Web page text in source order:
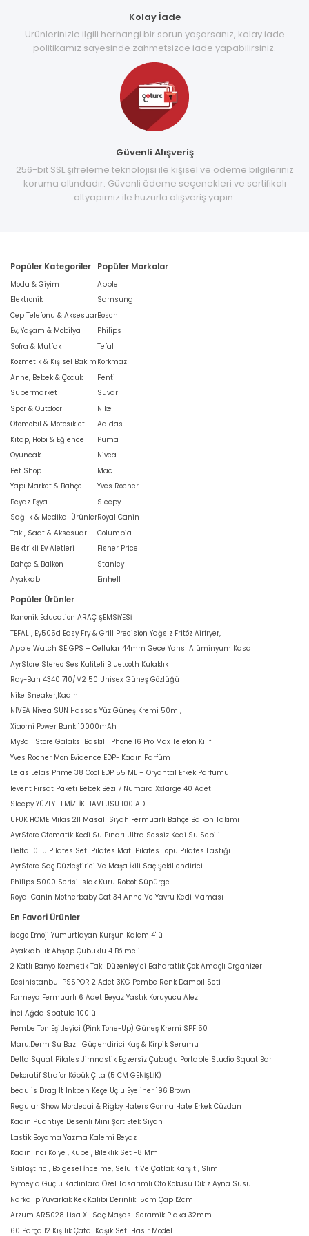
Kolay İade
Ürünlerinizle ilgili herhangi bir sorun yaşarsanız, kolay iade
politikamız sayesinde zahmetsizce iade yapabilirsiniz.
Güvenli Alışveriş
256-bit SSL şifreleme teknolojisi ile kişisel ve ödeme bilgileriniz
koruma altındadır. Güvenli ödeme seçenekleri ve sertifikalı
altyapımız ile huzurla alışveriş yapın.
Popüler Kategoriler
Moda & Giyim
Elektronik
Cep Telefonu & Aksesuar
Ev, Yaşam & Mobilya
Sofra & Mutfak
Kozmetik & Kişisel Bakım
Anne, Bebek & Çocuk
Süpermarket
Spor & Outdoor
Otomobil & Motosiklet
Kitap, Hobi & Eğlence
Oyuncak
Pet Shop
Yapı Market & Bahçe
Beyaz Eşya
Sağlık & Medikal Ürünler
Takı, Saat & Aksesuar
Elektrikli Ev Aletleri
Bahçe & Balkon
Ayakkabı
Popüler Markalar
Apple
Samsung
Bosch
Philips
Tefal
Korkmaz
Penti
Süvari
Nike
Adidas
Puma
Nivea
Mac
Yves Rocher
Sleepy
Royal Canin
Columbia
Fisher Price
Stanley
Einhell
Popüler Ürünler
Kanonik Education ARAÇ ŞEMSİYESİ
TEFAL , Ey505d Easy Fry & Grill Precision Yağsız Fritöz Airfryer,
Apple Watch SE GPS + Cellular 44mm Gece Yarısı Alüminyum Kasa
AyrStore Stereo Ses Kaliteli Bluetooth Kulaklık
Ray-Ban 4340 710/M2 50 Unisex Güneş Gözlüğü
Nike Sneaker,Kadın
NIVEA Nivea SUN Hassas Yüz Güneş Kremi 50ml,
Xiaomi Power Bank 10000mAh
MyBalliStore Galaksi Baskılı iPhone 16 Pro Max Telefon Kılıfı
Yves Rocher Mon Evidence EDP- Kadın Parfüm
Lelas Lelas Prime 38 Cool EDP 55 ML – Oryantal Erkek Parfümü
levent Fırsat Paketi Bebek Bezi 7 Numara Xxlarge 40 Adet
Sleepy YÜZEY TEMİZLİK HAVLUSU 100 ADET
UFUK HOME Milas 211 Masalı Siyah Fermuarlı Bahçe Balkon Takımı
AyrStore Otomatik Kedi Su Pınarı Ultra Sessiz Kedi Su Sebili
Delta 10 lu Pilates Seti Pilates Matı Pilates Topu Pilates Lastiği
AyrStore Saç Düzleştirici Ve Maşa İkili Saç Şekillendirici
Philips 5000 Serisi Islak Kuru Robot Süpürge
Royal Canin Motherbaby Cat 34 Anne Ve Yavru Kedi Maması
En Favori Ürünler
İsego Emoji Yumurtlayan Kurşun Kalem 4'lü
Ayakkabılık Ahşap Çubuklu 4 Bölmeli
2 Katlı Banyo Kozmetik Takı Düzenleyici Baharatlık Çok Amaçlı Organizer
Besinistanbul PSSPOR 2 Adet 3KG Pembe Renk Dambıl Seti
Formeya Fermuarlı 6 Adet Beyaz Yastık Koruyucu Alez
İnci Ağda Spatula 100lü
Pembe Ton Eşitleyici (Pink Tone-Up) Güneş Kremi SPF 50
Maru.Derm Su Bazlı Güçlendirici Kaş & Kirpik Serumu
Delta Squat Pilates Jimnastik Egzersiz Çubuğu Portable Studio Squat Bar
Dekoratif Strafor Köpük Çıta (5 CM GENİŞLİK)
beaulis Drag It Inkpen Keçe Uçlu Eyeliner 196 Brown
Regular Show Mordecai & Rigby Haters Gonna Hate Erkek Cüzdan
Kadın Puantiye Desenli Mini Şort Etek Siyah
Lastik Boyama Yazma Kalemi Beyaz
Kadın Inci Kolye , Küpe , Bileklik Set -8 Mm
Sıkılaştırıcı, Bölgesel İncelme, Selülit Ve Çatlak Karşıtı, Slim
Bymeyla Güçlü Kadınlara Özel Tasarımlı Oto Kokusu Dikiz Ayna Süsü
Narkalıp Yuvarlak Kek Kalıbı Derinlik 15cm Çap 12cm
Arzum AR5028 Lisa XL Saç Maşası Seramik Plaka 32mm
60 Parça 12 Kişilik Çatal Kaşık Seti Hasır Model